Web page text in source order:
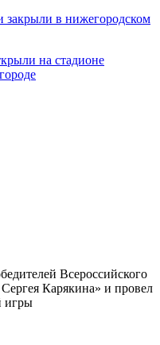
закрыли в нижегородском
на стадионе
Всероссийского
Карякина» и провел
игры